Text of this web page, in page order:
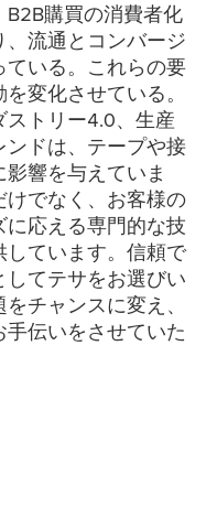
購買の消費者化
流通とコンバージ
ている。これらの要
変化させている。
ストリー4.0、生産
ンドは、テープや接
響を与えていま
でなく、お客様の
応える専門的な技
ています。信頼で
してテサをお選びい
チャンスに変え、
伝いをさせていた